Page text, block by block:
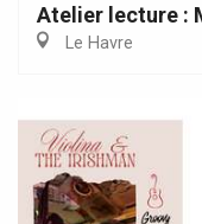
Atelier lecture :
Le Havre